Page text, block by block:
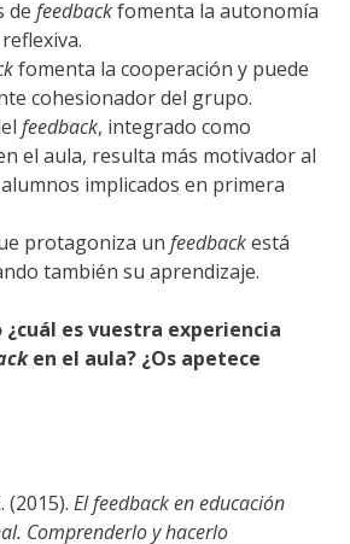
de feedbackfomenta la autonomía
fomenta la cooperación y puede
cohesionador del grupo.
feedback, integrado como
el aula, resulta más motivador al
implicados en primera
protagoniza un feedbackestá
también su aprendizaje.
¿cuál es vuestra experiencia
en el aula? ¿Os apetece
(2015). El feedback en educación
Comprenderlo y hacerlo